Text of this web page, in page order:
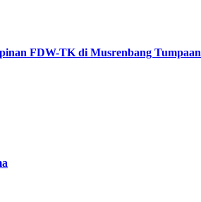
FDW-TK di Musrenbang Tumpaan